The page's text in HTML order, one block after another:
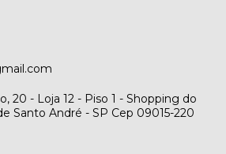
20 - Loja 12 - Piso 1 - Shopping do
Santo André - SP Cep 09015-220